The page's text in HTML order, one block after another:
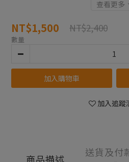
查看更多
NT$1,500 NT$2,400
數量
加入購物車
加入追蹤
商品描述
送貨及付